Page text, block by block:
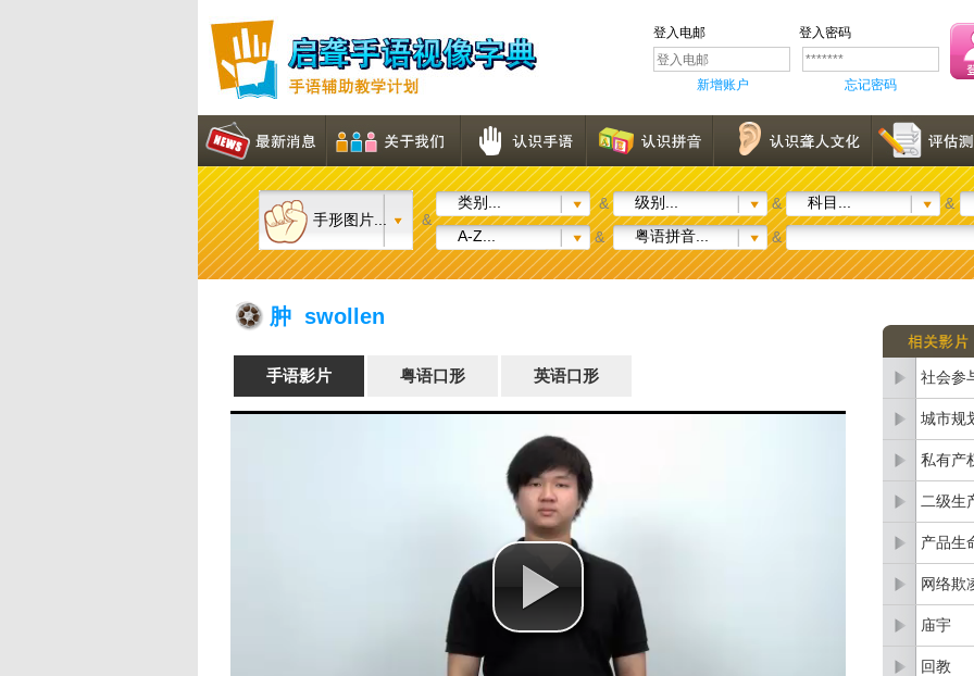
登入电邮 登入密码
新增账户 忘记密码
手形图片... &
类别... & 级别... & 科目... &
A-Z...
& 粤语拼音... &
肿 swollen
手语影片 粤语口形 英语口形 社会参
城市规
私有产
二级生
产品生
网络欺
庙宇
回教